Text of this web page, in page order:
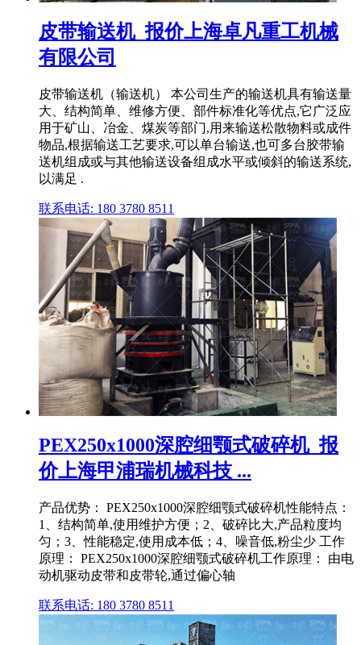
皮带输送机_报价上海卓凡重工机械
有限公司
皮带输送机（输送机） 本公司生产的输送机具有输送量
大、结构简单、维修方便、部件标准化等优点,它广泛应
用于矿山、冶金、煤炭等部门,用来输送松散物料或成件
物品,根据输送工艺要求,可以单台输送,也可多台胶带输
送机组成或与其他输送设备组成水平或倾斜的输送系统,
以满足 .
联系电话: 180 3780 8511
PEX250x1000深腔细颚式破碎机_报
价上海甲浦瑞机械科技 ...
产品优势： PEX250x1000深腔细颚式破碎机性能特点：
1、结构简单,使用维护方便；2、破碎比大,产品粒度均
匀；3、性能稳定,使用成本低；4、噪音低,粉尘少 工作
原理： PEX250x1000深腔细颚式破碎机工作原理： 由电
动机驱动皮带和皮带轮,通过偏心轴
联系电话: 180 3780 8511